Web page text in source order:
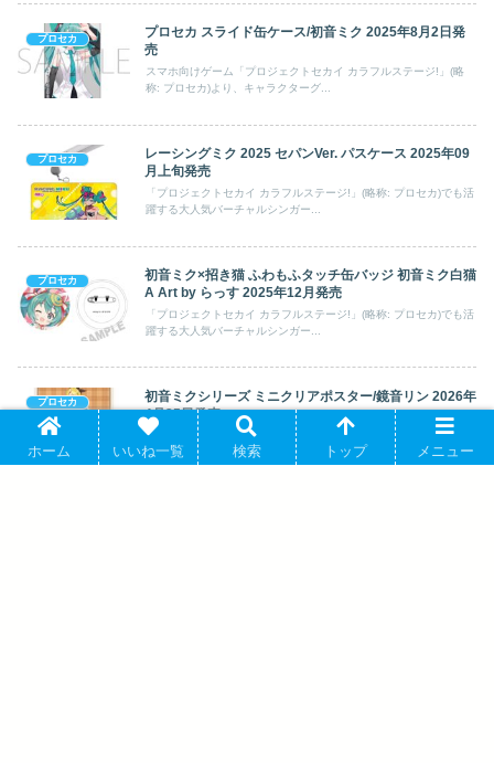
プロセカ
プロセカ スライド缶ケース/初音ミク 2025年8月2日発
売
スマホ向けゲーム「プロジェクトセカイ カラフルステージ!」(略
称: プロセカ)より、キャラクターグ...
プロセカ
レーシングミク 2025 セパンVer. パスケース 2025年09
月上旬発売
「プロジェクトセカイ カラフルステージ!」(略称: プロセカ)でも活
躍する大人気バーチャルシンガー...
プロセカ
初音ミク×招き猫 ふわもふタッチ缶バッジ 初音ミク白猫
A Art by らっす 2025年12月発売
「プロジェクトセカイ カラフルステージ!」(略称: プロセカ)でも活
躍する大人気バーチャルシンガー...
プロセカ
初音ミクシリーズ ミニクリアポスター/鏡音リン 2026年
4月25日発売
「プロジェクトセカイ カラフルステージ!」(略称: プロセカ)でも活
躍する大人気バーチャルシンガー...
ホーム いいね一覧 検索 トップ メニュー